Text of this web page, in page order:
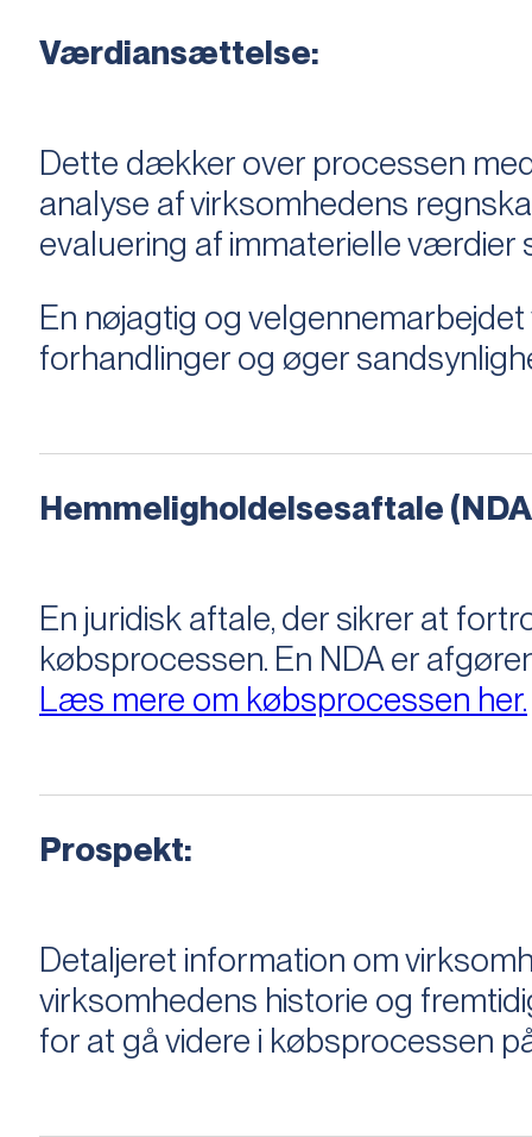
Værdiansættelse:
Dette dækker over processen
analyse af virksomhedens
evaluering af immaterielle
En nøjagtig og
forhandlinger og øger
Hemmeligholdelsesaftale
En juridisk aftale, der sikrer at
købsprocessen​​. En NDA er
Læs mere om købsprocessen her.
Prospekt:
Detaljeret information om
virksomhedens historie og
for at gå videre i købsprocessen